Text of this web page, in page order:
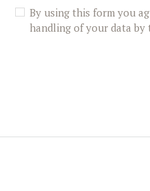
By using this form you
handling of your data by